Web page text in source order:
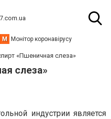
М Монітор коронавірусу
«Пшеничная слеза»
слеза»
индустрии является